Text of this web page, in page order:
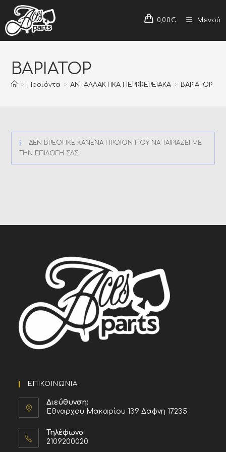
0,00€ Μενού
ΒΑΡΙΑΤΟΡ
> Προϊόντα > ΑΝΤΑΛΛΑΚΤΙΚΑ ΠΕΡΙΦΕΡΕΙΑΚΑ > ΒΑΡΙΑΤΟΡ
ΔΕΝ ΒΡΈΘΗΚΕ ΚΑΝΈΝΑ ΠΡΟΪΌΝ ΠΟΥ ΝΑ ΤΑΙΡΙΆΖΕΙ ΜΕ
ΤΗΝ ΕΠΙΛΟΓΉ ΣΑΣ.
ΕΠΙΚΟΙΝΩΝΙΑ
Διεύθυνση:
Εθναρχου Μακαρίου 139 Δαφνη 17235
Τηλέφωνο
2109200020